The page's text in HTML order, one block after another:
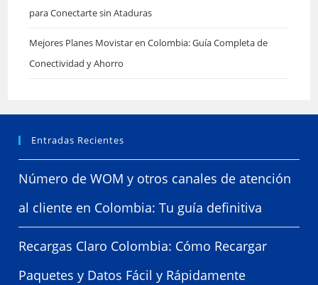
para Conectarte sin Ataduras
Mejores Planes Movistar en Colombia: Guía Completa de
Conectividad y Ahorro
Entradas Recientes
Número de WOM y otros canales de atención
al cliente en Colombia: Tu guía definitiva
Recargas Claro Colombia: Cómo Recargar
Paquetes y Datos Fácil y Rápidamente